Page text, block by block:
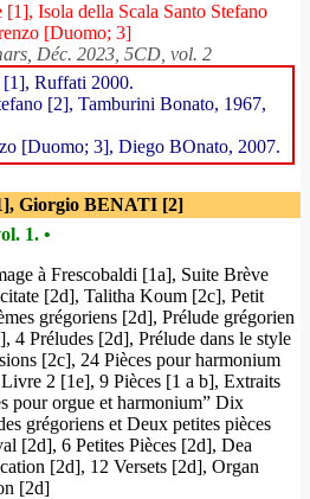
Isola della Scala Santo Stefano
[Duomo; 3]
Déc. 2023, 5CD, vol. 2
Ruffati 2000.
[2], Tamburini Bonato, 1967,
[Duomo; 3], Diego BOnato, 2007.
Giorgio BENATI [2]
1. •
à Frescobaldi [1a], Suite Brève
[2d], Talitha Koum [2c], Petit
grégoriens [2d], Prélude grégorien
4 Préludes [2d], Prélude dans le style
[2c], 24 Pièces pour harmonium
2 [1e], 9 Pièces [1 a b], Extraits
pour orgue et harmonium” Dix
grégoriens et Deux petites pièces
[2d], 6 Petites Pièces [2d], Dea
[2d], 12 Versets [2d], Organ
[2d]